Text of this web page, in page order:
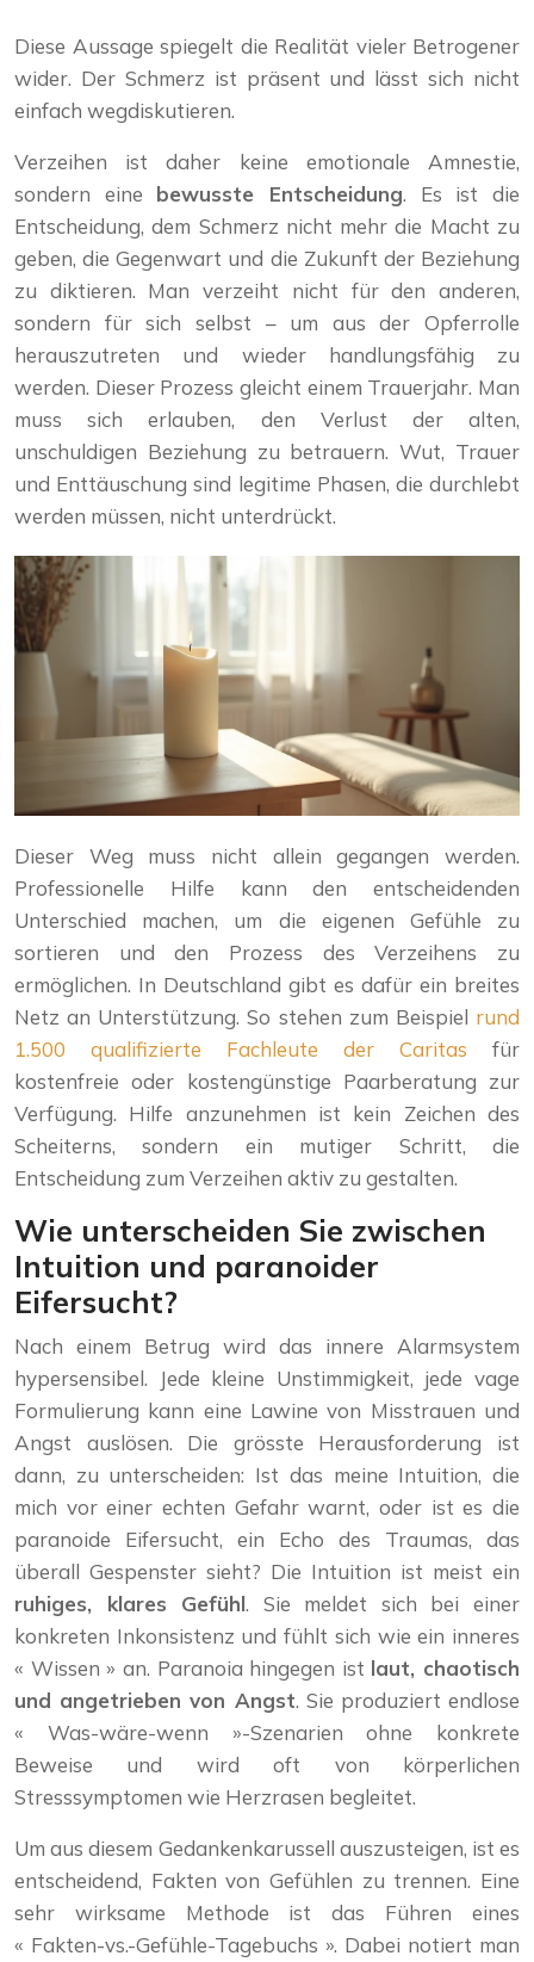
Diese Aussage spiegelt die Realität vieler Betrogener
wider. Der Schmerz ist präsent und lässt sich nicht
einfach wegdiskutieren.
Verzeihen ist daher keine emotionale Amnestie,
sondern eine bewusste Entscheidung. Es ist die
Entscheidung, dem Schmerz nicht mehr die Macht zu
geben, die Gegenwart und die Zukunft der Beziehung
zu diktieren. Man verzeiht nicht für den anderen,
sondern für sich selbst – um aus der Opferrolle
herauszutreten und wieder handlungsfähig zu
werden. Dieser Prozess gleicht einem Trauerjahr. Man
muss sich erlauben, den Verlust der alten,
unschuldigen Beziehung zu betrauern. Wut, Trauer
und Enttäuschung sind legitime Phasen, die durchlebt
werden müssen, nicht unterdrückt.
Dieser Weg muss nicht allein gegangen werden.
Professionelle Hilfe kann den entscheidenden
Unterschied machen, um die eigenen Gefühle zu
sortieren und den Prozess des Verzeihens zu
ermöglichen. In Deutschland gibt es dafür ein breites
Netz an Unterstützung. So stehen zum Beispiel rund
1.500 qualifizierte Fachleute der Caritas für
kostenfreie oder kostengünstige Paarberatung zur
Verfügung. Hilfe anzunehmen ist kein Zeichen des
Scheiterns, sondern ein mutiger Schritt, die
Entscheidung zum Verzeihen aktiv zu gestalten.
Wie unterscheiden Sie zwischen
Intuition und paranoider
Eifersucht?
Nach einem Betrug wird das innere Alarmsystem
hypersensibel. Jede kleine Unstimmigkeit, jede vage
Formulierung kann eine Lawine von Misstrauen und
Angst auslösen. Die grösste Herausforderung ist
dann, zu unterscheiden: Ist das meine Intuition, die
mich vor einer echten Gefahr warnt, oder ist es die
paranoide Eifersucht, ein Echo des Traumas, das
überall Gespenster sieht? Die Intuition ist meist ein
ruhiges, klares Gefühl. Sie meldet sich bei einer
konkreten Inkonsistenz und fühlt sich wie ein inneres
« Wissen » an. Paranoia hingegen ist laut, chaotisch
und angetrieben von Angst. Sie produziert endlose
« Was-wäre-wenn »-Szenarien ohne konkrete
Beweise und wird oft von körperlichen
Stresssymptomen wie Herzrasen begleitet.
Um aus diesem Gedankenkarussell auszusteigen, ist es
entscheidend, Fakten von Gefühlen zu trennen. Eine
sehr wirksame Methode ist das Führen eines
« Fakten-vs.-Gefühle-Tagebuchs ». Dabei notiert man